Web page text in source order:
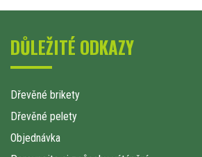
DŮLEŽITÉ ODKAZY
Dřevěné brikety
Dřevěné pelety
Objednávka